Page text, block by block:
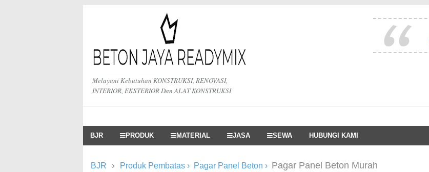
Melayani Kebutuhan KONSTRUKSI, RENOVASI,
INTERIOR, EKSTERIOR Dan ALAT KONSTRUKSI
BJR PRODUK MATERIAL JASA SEWA HUBUNGI KAMI
BJR › Produk Pembatas › Pagar Panel Beton › Pagar Panel Beton Murah